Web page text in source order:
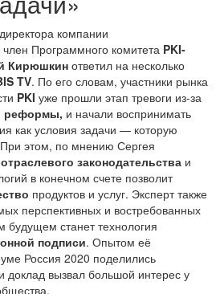
компании
член Программного комитета PKI-
Кирюшкин ответил на несколько
TV. По его словам, участники рынка
PKI уже прошли этап тревоги из-за
реформы, и начали воспринимать
как условия задачи — которую
этом, по мнению Сергея
отраслевого законодательства и
в конечном счете позволит
продуктов и услуг. Эксперт также
перспективных и востребованных
будущем станет технология
подписи. Опытом её
Россия 2020 поделились
доклад вызвал большой интерес у